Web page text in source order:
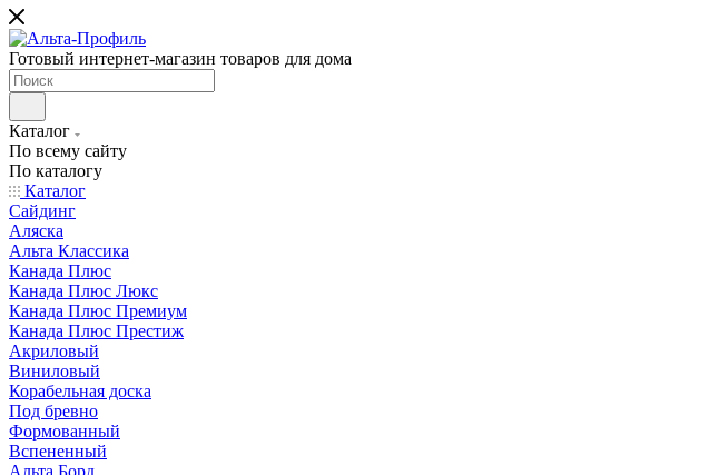
Готовый интернет-магазин товаров для дома
Каталог
По всему сайту
По каталогу
Каталог
Сайдинг
Аляска
Альта Классика
Канада Плюс
Канада Плюс Люкс
Канада Плюс Премиум
Канада Плюс Престиж
Акриловый
Виниловый
Корабельная доска
Под бревно
Формованный
Вспененный
Альта Борд